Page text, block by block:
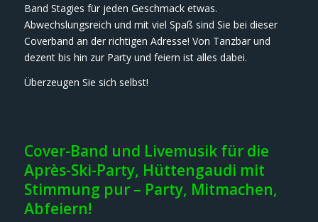
Band Stagies für jeden Geschmack etwas.
Abwechslungsreich und mit viel Spaß sind Sie bei dieser
Coverband an der richtigen Adresse! Von Tanzbar und
dezent bis hin zur Party und feiern ist alles dabei.
Überzeugen Sie sich selbst!
Cover-Band und Livemusik für die
Après-Ski-Party, Hüttengaudi mit
Stimmung pur – Party, Mitmachen,
Abfeiern!